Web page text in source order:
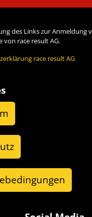
des Links zur Anmeldung
von race result AG.
race result AG